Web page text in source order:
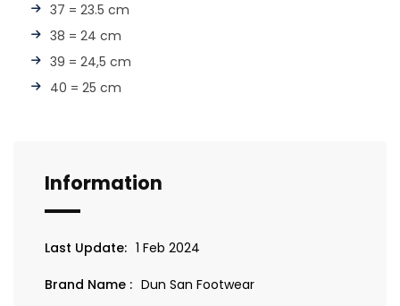
37 = 23.5 cm
38 = 24 cm
39 = 24,5 cm
40 = 25 cm
Information
Last Update: 1 Feb 2024
Brand Name : Dun San Footwear